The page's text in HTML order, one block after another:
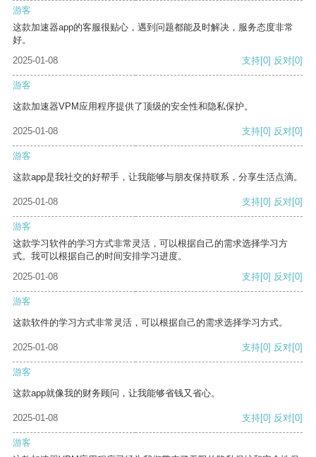
游客
这款加速器app的客服很贴心，遇到问题都能及时解决，服务态度非常
好。
2025-01-08
支持[0] 反对[0]
游客
这款加速器VPM应用程序提供了顶级的安全性和隐私保护。
2025-01-08 支持[0] 反对[0]
游客
这款app是我社交的好帮手，让我能够与朋友保持联系，分享生活点滴。
2025-01-08 支持[0] 反对[0]
游客
这款学习软件的学习方式非常灵活，可以根据自己的需求选择学习方
式。我可以根据自己的时间安排学习进度。
2025-01-08
支持[0] 反对[0]
游客
这款软件的学习方式非常灵活，可以根据自己的需求选择学习方式。
2025-01-08 支持[0] 反对[0]
游客
这款app就像我的财务顾问，让我能够省钱又省心。
2025-01-08 支持[0] 反对[0]
游客